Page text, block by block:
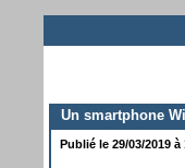
Un smartphone
Publié le 29/03/2019